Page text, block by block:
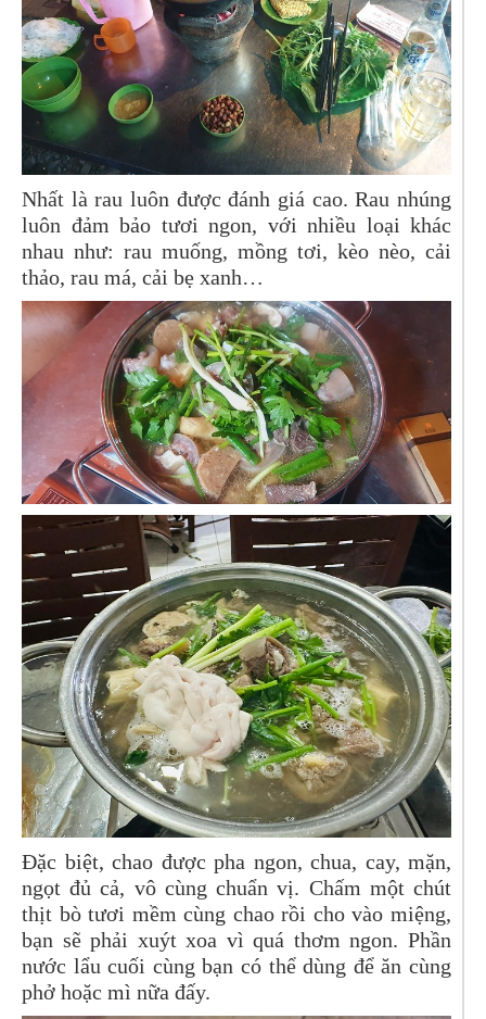
Nhất là rau luôn được đánh giá cao. Rau nhúng
luôn đảm bảo tươi ngon, với nhiều loại khác
nhau như: rau muống, mồng tơi, kèo nèo, cải
thảo, rau má, cải bẹ xanh…
Đặc biệt, chao được pha ngon, chua, cay, mặn,
ngọt đủ cả, vô cùng chuẩn vị. Chấm một chút
thịt bò tươi mềm cùng chao rồi cho vào miệng,
bạn sẽ phải xuýt xoa vì quá thơm ngon. Phần
nước lẩu cuối cùng bạn có thể dùng để ăn cùng
phở hoặc mì nữa đấy.